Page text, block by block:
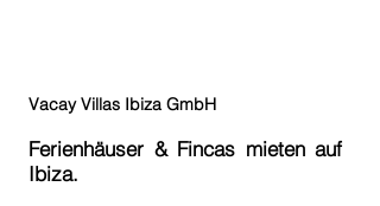
Vacay Villas Ibiza GmbH
Ferienhäuser & Fincas mieten auf
Ibiza.